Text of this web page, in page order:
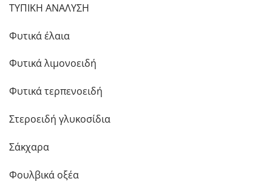
ΤΥΠΙΚΗ ΑΝΑΛΥΣΗ
Φυτικά έλαια
Φυτικά λιμονοειδή
Φυτικά τερπενοειδή
Στεροειδή γλυκοσίδια
Σάκχαρα
Φουλβικά οξέα